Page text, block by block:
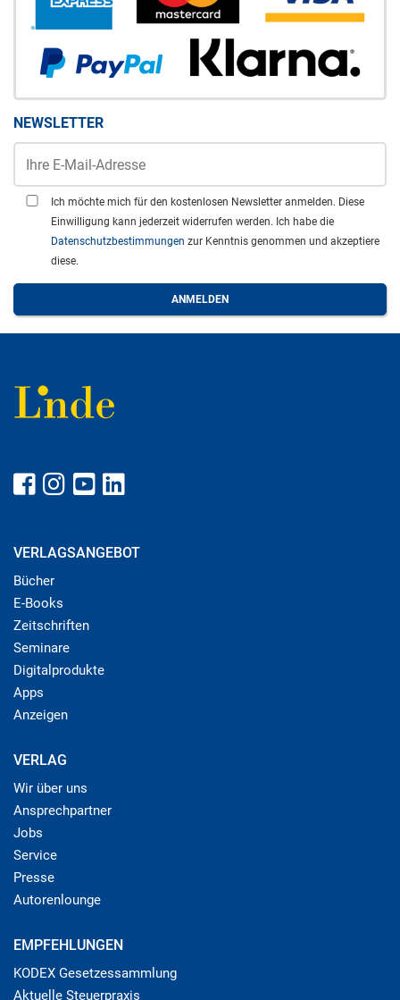
NEWSLETTER
Ich möchte mich für den kostenlosen Newsletter anmelden. Diese
Einwilligung kann jederzeit widerrufen werden. Ich habe die
Datenschutzbestimmungen zur Kenntnis genommen und akzeptiere
diese.
VERLAGSANGEBOT
Bücher
E-Books
Zeitschriften
Seminare
Digitalprodukte
Apps
Anzeigen
VERLAG
Wir über uns
Ansprechpartner
Jobs
Service
Presse
Autorenlounge
EMPFEHLUNGEN
KODEX Gesetzessammlung
Aktuelle Steuerpraxis